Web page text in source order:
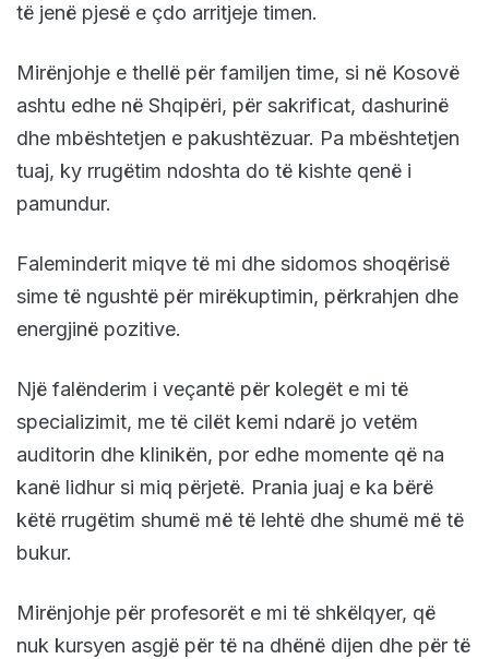
të jenë pjesë e çdo arritjeje timen.
Mirënjohje e thellë për familjen time, si në Kosovë
ashtu edhe në Shqipëri, për sakrificat, dashurinë
dhe mbështetjen e pakushtëzuar. Pa mbështetjen
tuaj, ky rrugëtim ndoshta do të kishte qenë i
pamundur.
Faleminderit miqve të mi dhe sidomos shoqërisë
sime të ngushtë për mirëkuptimin, përkrahjen dhe
energjinë pozitive.
Një falënderim i veçantë për kolegët e mi të
specializimit, me të cilët kemi ndarë jo vetëm
auditorin dhe klinikën, por edhe momente që na
kanë lidhur si miq përjetë. Prania juaj e ka bërë
këtë rrugëtim shumë më të lehtë dhe shumë më të
bukur.
Mirënjohje për profesorët e mi të shkëlqyer, që
nuk kursyen asgjë për të na dhënë dijen dhe për të